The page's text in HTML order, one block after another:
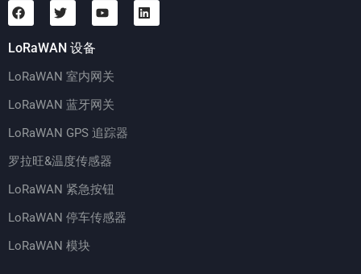
LoRaWAN 设备
LoRaWAN 室内网关
LoRaWAN 蓝牙网关
LoRaWAN GPS 追踪器
罗拉旺&温度传感器
LoRaWAN 紧急按钮
LoRaWAN 停车传感器
LoRaWAN 模块